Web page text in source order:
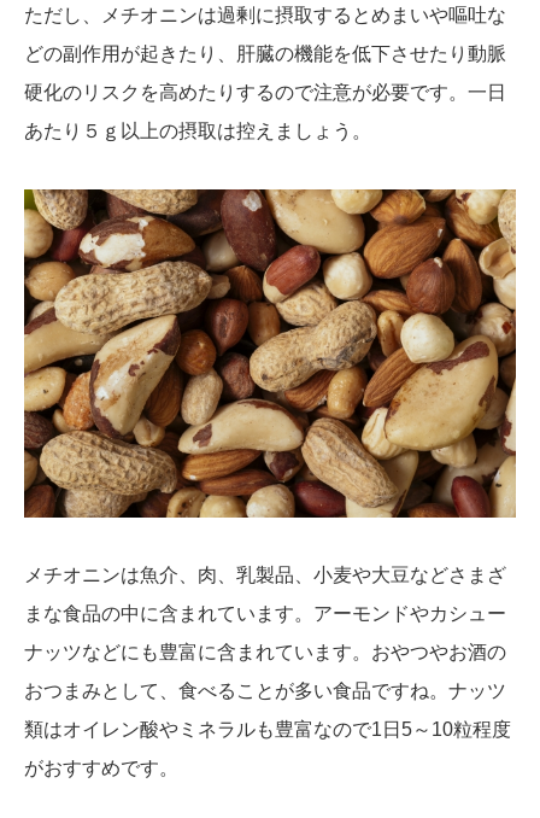
ただし、メチオニンは過剰に摂取するとめまいや嘔吐な
どの副作用が起きたり、肝臓の機能を低下させたり動脈
硬化のリスクを高めたりするので注意が必要です。一日
あたり５ｇ以上の摂取は控えましょう。
メチオニンは魚介、肉、乳製品、小麦や大豆などさまざ
まな食品の中に含まれています。アーモンドやカシュー
ナッツなどにも豊富に含まれています。おやつやお酒の
おつまみとして、食べることが多い食品ですね。ナッツ
類はオイレン酸やミネラルも豊富なので1日5～10粒程度
がおすすめです。